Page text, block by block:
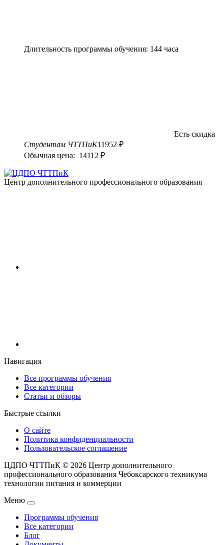
Длительность программы обучения: 144 часа
Есть скидка
Студентам ЧТТПиК11952 ₽
Обычная цена: 14112 ₽
Центр дополнительного профессионального образования
Навигация
Все программы обучения
Все категории
Статьи и обзоры
Быстрые ссылки
О сайте
Политика конфиденциальности
Пользовательское соглашение
ЦДПО ЧТТПиК © 2026 Центр дополнительного
профессионального образования Чебоксарского техникума
технологии питания и коммерции
Меню
Программы обучения
Все категории
Блог